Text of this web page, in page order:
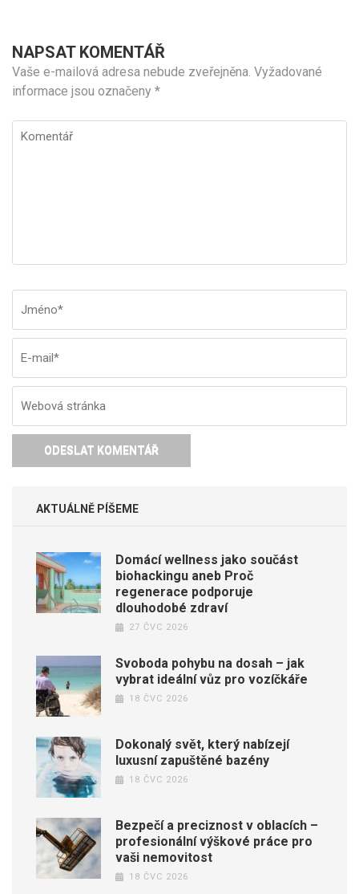
NAPSAT KOMENTÁŘ
Vaše e-mailová adresa nebude zveřejněna. Vyžadované
informace jsou označeny *
Komentář
AKTUÁLNĚ PÍŠEME
Domácí wellness jako součást
biohackingu aneb Proč
regenerace podporuje
dlouhodobé zdraví
27 ČVC 2026
Svoboda pohybu na dosah – jak
vybrat ideální vůz pro vozíčkáře
18 ČVC 2026
Dokonalý svět, který nabízejí
luxusní zapuštěné bazény
18 ČVC 2026
Bezpečí a preciznost v oblacích –
profesionální výškové práce pro
vaši nemovitost
18 ČVC 2026